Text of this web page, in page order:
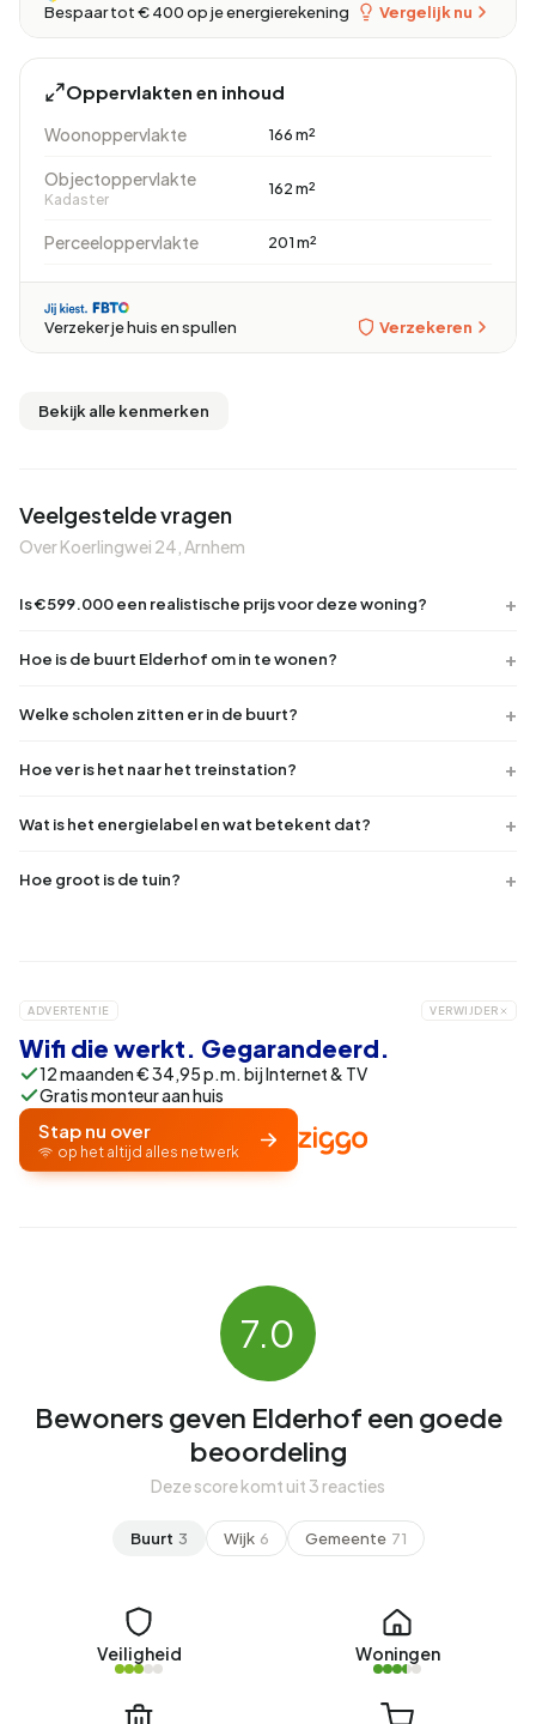
Bespaar tot € 400 op je energierekening Vergelijk nu
Oppervlakten en inhoud
Woonoppervlakte 166 m²
Objectoppervlakte
Kadaster
162 m²
Perceeloppervlakte 201 m²
Verzeker je huis en spullen Verzekeren
Bekijk alle kenmerken
Veelgestelde vragen
Over Koerlingwei 24, Arnhem
Is €599.000 een realistische prijs voor deze woning?
Hoe is de buurt Elderhof om in te wonen?
Welke scholen zitten er in de buurt?
Hoe ver is het naar het treinstation?
Wat is het energielabel en wat betekent dat?
Hoe groot is de tuin?
ADVERTENTIE VERWIJDER
Wifi die werkt. Gegarandeerd.
12 maanden € 34,95 p.m. bij Internet & TV
Gratis monteur aan huis
Stap nu over
op het altijd alles netwerk
7.0
Bewoners geven Elderhof een goede
beoordeling
Deze score komt uit 3 reacties
Buurt 3 Wijk 6 Gemeente 71
Veiligheid Woningen